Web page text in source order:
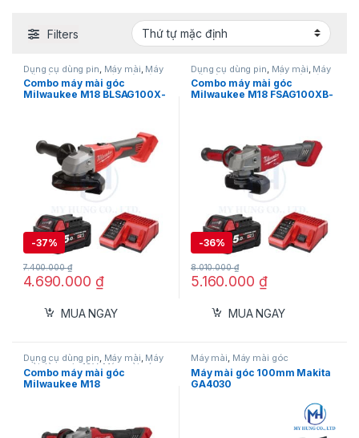
Filters
Dụng cụ dùng pin Máy mài Máy
mài dùng pin 18V,Máy mài góc ,
Milwaukee
Combo máy mài góc
Milwaukee M18 BLSAG100X-
-37%
4.690.000 ₫
7.400.000₫
MUA NGAY
Dụng cụ dùng pin Máy mài Máy
mài dùng pin 18V,Máy mài góc ,
Milwaukee
Combo máy mài góc
Milwaukee M18 FSAG100XB-
-36%
5.160.000 ₫
8.010.000₫
MUA NGAY
Dụng cụ dùng pin, Máy mài, Máy
mài dùng pin 18V,Máy mài góc
Milwaukee
Combo máy mài góc
Milwaukee M18
Máy mài, Máy mài góc
Máy mài góc 100mm Makita
GA4030